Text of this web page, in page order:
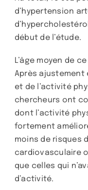
d’hypertension
début de l’étude.
L’âge moyen de
Après ajustement
et de l’activité
chercheurs ont
dont l’activité
fortement
moins de risques
cardiovasculaire
que celles qui
d’activité.